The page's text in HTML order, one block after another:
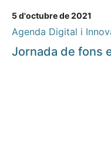
5 d'octubre de 2021
Agenda Digital i
Jornada de fons